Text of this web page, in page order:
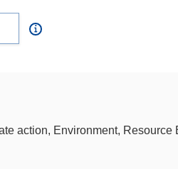
action, Environment, Resource